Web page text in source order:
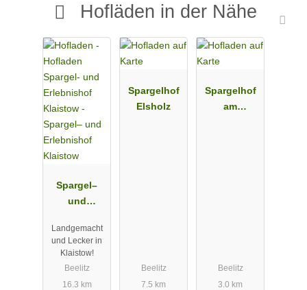
Hofläden in der Nähe
Spargel–
und
Klaistow
Landgemacht
und Lecker in
Klaistow!
Beelitz
16.3 km
Spargelhof
Elsholz
Beelitz
7.5 km
Spargelhof
am
Beelitz
3.0 km